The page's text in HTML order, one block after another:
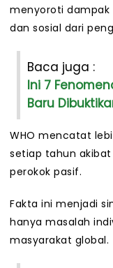
menyoroti dampak
dan sosial dari
Baca juga :
Ini 7
Baru
WHO mencatat
setiap tahun
perokok pasif.
Fakta ini menjadi
hanya masalah
masyarakat global.